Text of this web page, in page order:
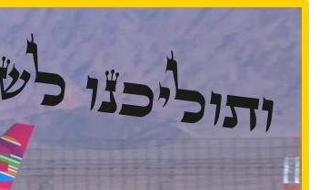
ותוליכנו